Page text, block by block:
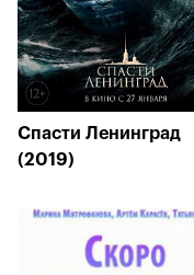
Спасти Ленинград
(2019)